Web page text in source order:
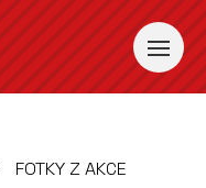
FOTKY Z AKCE